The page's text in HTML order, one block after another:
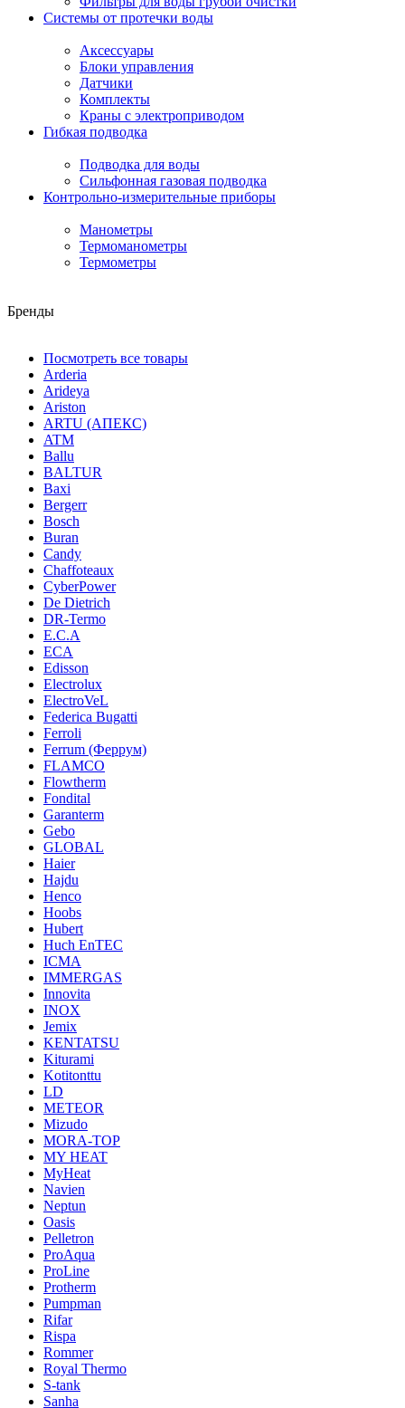
Системы от протечки воды
Аксессуары
Блоки управления
Датчики
Комплекты
Краны с электроприводом
Гибкая подводка
Подводка для воды
Сильфонная газовая подводка
Контрольно-измерительные приборы
Манометры
Термоманометры
Термометры
Бренды
Посмотреть все товары
Arderia
Arideya
Ariston
ARTU (АПЕКС)
ATM
Ballu
BALTUR
Baxi
Bergerr
Bosch
Buran
Candy
Chaffoteaux
CyberPower
De Dietrich
DR-Termo
E.C.A
ECA
Edisson
Electrolux
ElectroVeL
Federica Bugatti
Ferroli
Ferrum (Феррум)
FLAMCO
Flowtherm
Fondital
Garanterm
Gebo
GLOBAL
Haier
Hajdu
Henco
Hoobs
Hubert
Huch EnTEC
ICMA
IMMERGAS
Innovita
INOX
Jemix
KENTATSU
Kiturami
Kotitonttu
LD
METEOR
Mizudo
MORA-TOP
MY HEAT
MyHeat
Navien
Neptun
Oasis
Pelletron
ProAqua
ProLine
Protherm
Pumpman
Rifar
Rispa
Rommer
Royal Thermo
S-tank
Sanha